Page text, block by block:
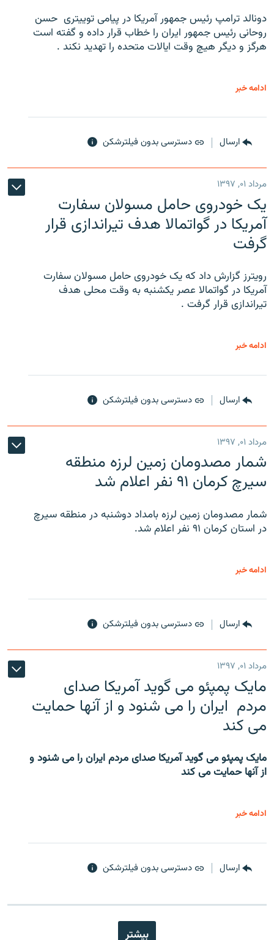
دونالد ترامپ رئیس جمهور آمریکا در پیامی توییتری ‌ حسن
روحانی رئیس جمهور ایران را خطاب قرار داده و گفته است
هرگز و دیگر هیچ وقت ایالات متحده را تهدید نکند .
ادامه خبر
ارسال دسترسی بدون فیلترشکن
مرداد ۰۱, ۱۳۹۷
یک خودروی حامل مسولان سفارت
آمریکا در گواتمالا هدف تیراندازی قرار
گرفت
رویترز گزارش داد که یک خودروی حامل مسولان سفارت
آمریکا در گواتمالا عصر یکشنبه به وقت محلی هدف
تیراندازی قرار گرفت .
ادامه خبر
ارسال دسترسی بدون فیلترشکن
مرداد ۰۱, ۱۳۹۷
شمار مصدومان زمین لرزه منطقه
سیرچ کرمان ۹۱ نفر اعلام شد
شمار مصدومان زمین لرزه بامداد دوشنبه در منطقه سیرچ
در استان کرمان ۹۱ نفر اعلام شد.
ادامه خبر
ارسال دسترسی بدون فیلترشکن
مرداد ۰۱, ۱۳۹۷
مایک پمپئو می گوید آمریکا صدای
مردم ایران را می شنود و از آنها حمایت
می کند
مایک پمپئو می گوید آمریکا صدای مردم ایران را می شنود و
از آنها حمایت می کند
ادامه خبر
ارسال دسترسی بدون فیلترشکن
بیشتر